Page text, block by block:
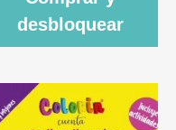
desbloquear